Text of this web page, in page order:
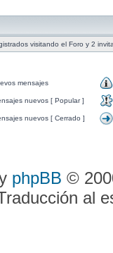
visitando el Foro y 2
mensajes
nuevos [ Popular ]
nuevos [ Cerrado ]
phpBB ©
al